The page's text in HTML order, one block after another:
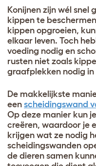
Konijnen zijn wél snel
kippen te
kippen opgroeien,
elkaar leven. Toch
voeding nodig en
rusten niet zoals
graafplekken nodig
De makkelijkste
een scheidingswand
Op deze manier kun
creëren, waardoor je
krijgen wat ze nodig
scheidingswanden
de dieren samen